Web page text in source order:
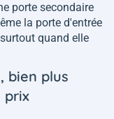
porte secondaire
la porte d'entrée
quand elle
bien plus
prix